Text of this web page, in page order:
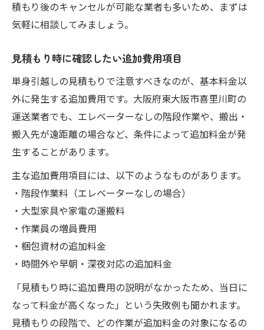
積もり後のキャンセルが可能な業者も多いため、まずは
気軽に相談してみましょう。
見積もり時に確認したい追加費用項目
単身引越しの見積もりで注意すべきなのが、基本料金以
外に発生する追加費用です。大阪府東大阪市喜里川町の
運送業者でも、エレベーターなしの階段作業や、搬出・
搬入先が遠距離の場合など、条件によって追加料金が発
生することがあります。
主な追加費用項目には、以下のようなものがあります。
・階段作業料（エレベーターなしの場合）
・大型家具や家電の運搬料
・作業員の増員費用
・梱包資材の追加料金
・時間外や早朝・深夜対応の追加料金
「見積もり時に追加費用の説明がなかったため、当日に
なって料金が高くなった」という失敗例も聞かれます。
見積もりの段階で、どの作業が追加料金の対象になるの